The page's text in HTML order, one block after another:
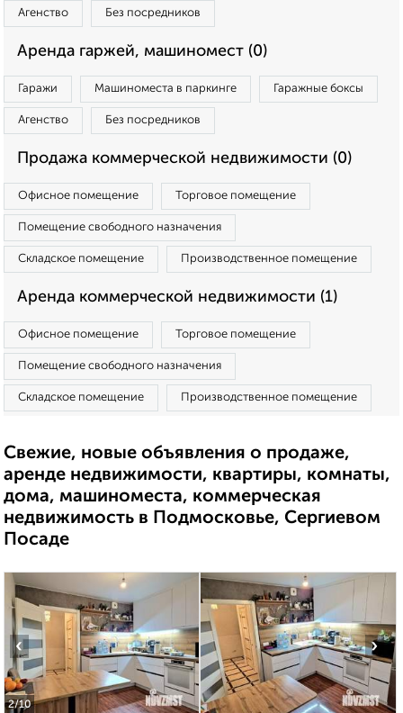
Агенство Без посредников
Аренда гаржей, машиномест (0)
Гаражи Машиноместа в паркинге Гаражные боксы
Агенство Без посредников
Продажа коммерческой недвижимости (0)
Офисное помещение Торговое помещение
Помещение свободного назначения
Складское помещение Производственное помещение
Аренда коммерческой недвижимости (1)
Офисное помещение Торговое помещение
Помещение свободного назначения
Складское помещение Производственное помещение
Свежие, новые объявления о продаже,
аренде недвижимости, квартиры, комнаты,
дома, машиноместа, коммерческая
недвижимость в Подмосковье, Сергиевом
Посаде
2/10
‹ ›